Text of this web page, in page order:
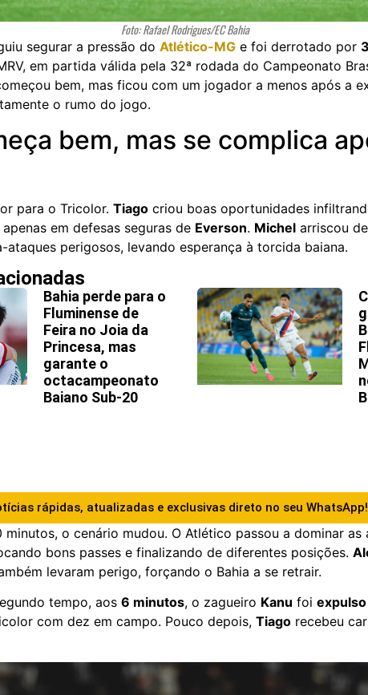
Foto: Rafael Rodrigues/EC Bahia
segurar a pressão do Atlético-MG e foi derrotado por
em partida válida pela 32ª rodada do Campeonato
bem, mas ficou com um jogador a menos após a
o rumo do jogo.
bem, mas se complica
para o Tricolor. Tiago criou boas oportunidades
em defesas seguras de Everson. Michel arriscou
ataques perigosos, levando esperança à torcida baiana.
Bahia perde para o
Fluminense de
Feira no Joia da
Princesa, mas
garante o
octacampeonato
Baiano Sub-20
rápidas, atualizadas e exclusivas direto no seu
o cenário mudou. O Atlético passou a dominar as
bons passes e finalizando de diferentes posições.
levaram perigo, forçando o Bahia a se retrair.
tempo, aos 6 minutos, o zagueiro Kanu foi expulso
com dez em campo. Pouco depois, Tiago recebeu